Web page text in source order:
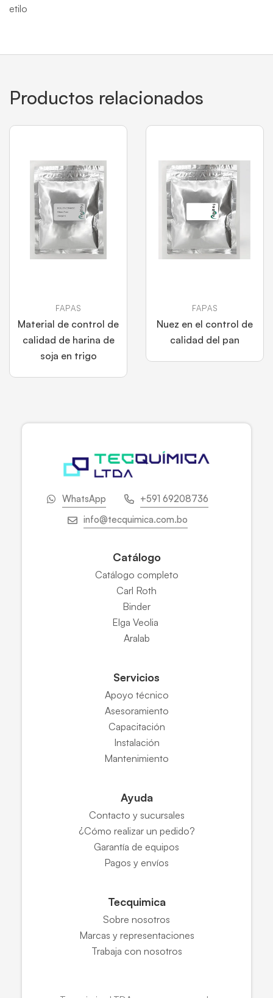
etilo
Productos relacionados
FAPAS
Material de control de
calidad de harina de
soja en trigo
FAPAS
Nuez en el control de
calidad del pan
WhatsApp
+591 69208736
info@tecquimica.com.bo
Catálogo
Catálogo completo
Carl Roth
Binder
Elga Veolia
Aralab
Servicios
Apoyo técnico
Asesoramiento
Capacitación
Instalación
Mantenimiento
Ayuda
Contacto y sucursales
¿Cómo realizar un pedido?
Garantía de equipos
Pagos y envíos
Tecquimica
Sobre nosotros
Marcas y representaciones
Trabaja con nosotros